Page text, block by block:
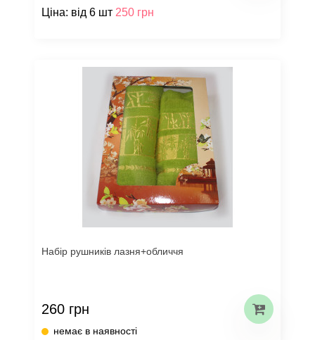
Ціна: від 6 шт 250 грн
Набір рушників лазня+обличчя
260 грн
немає в наявності